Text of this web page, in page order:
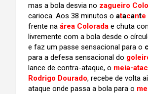
mas a bola desvia no zagueiro
carioca. Aos 38 minutos o atacante
frente na área Colorada e chuta
livremente com a bola desde o
e faz um passe sensacional para o c
para a defesa sensacional do
lance de contra-ataque, o meia-
Rodrigo Dourado, recebe de volta
ataque onde passa a bola para o